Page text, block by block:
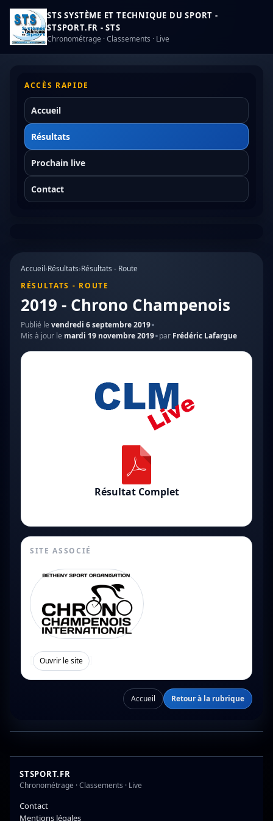
STS SYSTÈME ET TECHNIQUE DU SPORT -
STSPORT.FR - STS
Chronométrage · Classements · Live
ACCÈS RAPIDE
Accueil
Résultats
Prochain live
Contact
Accueil›Résultats›Résultats - Route
RÉSULTATS - ROUTE
2019 - Chrono Champenois
Publié le vendredi 6 septembre 2019
Mis à jour le mardi 19 novembre 2019 par Frédéric Lafargue
Résultat Complet
SITE ASSOCIÉ
Ouvrir le site
Accueil Retour à la rubrique
STSPORT.FR
Chronométrage · Classements · Live
Contact
Mentions légales